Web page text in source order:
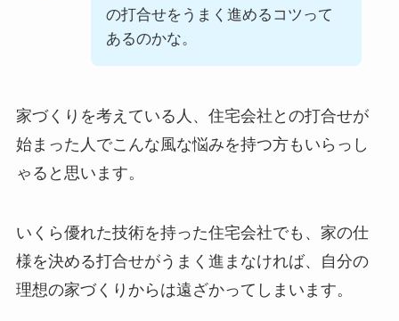
の打合せをうまく進めるコツって
あるのかな。
家づくりを考えている人、住宅会社との打合せが
始まった人でこんな風な悩みを持つ方もいらっし
ゃると思います。
いくら優れた技術を持った住宅会社でも、家の仕
様を決める打合せがうまく進まなければ、自分の
理想の家づくりからは遠ざかってしまいます。